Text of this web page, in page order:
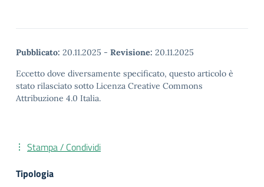
Pubblicato: 20.11.2025 - Revisione: 20.11.2025
Eccetto dove diversamente specificato, questo articolo è
stato rilasciato sotto Licenza Creative Commons
Attribuzione 4.0 Italia.
Stampa / Condividi
Tipologia